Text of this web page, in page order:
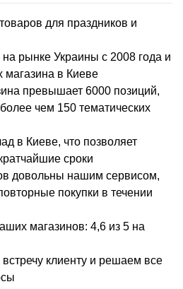
для праздников и
рынке Украины с 2008 года и
в Киеве
превышает 6000 позиций,
чем 150 тематических
в Киеве, что позволяет
сроки
довольны нашим сервисом,
покупки в течении
магазинов: 4,6 из 5 на
клиенту и решаем все